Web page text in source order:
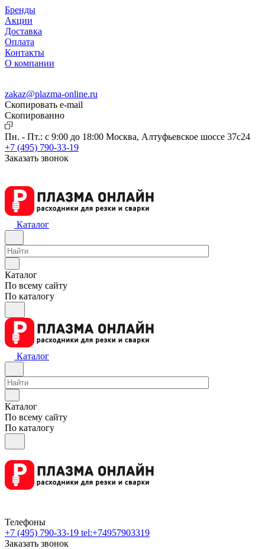
Бренды
Акции
Доставка
Оплата
Контакты
О компании
zakaz@plazma-online.ru
Скопировать e-mail
Cкопированно
Пн. - Пт.: с 9:00 до 18:00 Москва, Алтуфьевское шоссе 37с24
+7 (495) 790-33-19
Заказать звонок
Каталог
Каталог
По всему сайту
По каталогу
Каталог
Каталог
По всему сайту
По каталогу
Телефоны
+7 (495) 790-33-19 tel:+74957903319
Заказать звонок